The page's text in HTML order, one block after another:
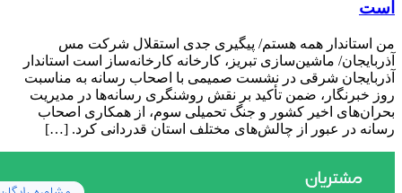
است
من استاندار همه هستم/ پیگیری جدی استقلال شرکت مس
آذربایجان/ ماشین‌سازی تبریز، کارخانه کارخانه‌ساز است استاندار
آذربایجان شرقی در نشست صمیمی با اصحاب رسانه به مناسبت
روز خبرنگار، ضمن تأکید بر نقش روشنگری رسانه‌ها در مدیریت
بحران‌های اخیر کشور و جنگ تحمیلی سوم، از همکاری اصحاب
رسانه در عبور از چالش‌های مختلف استان قدردانی کرد. […]